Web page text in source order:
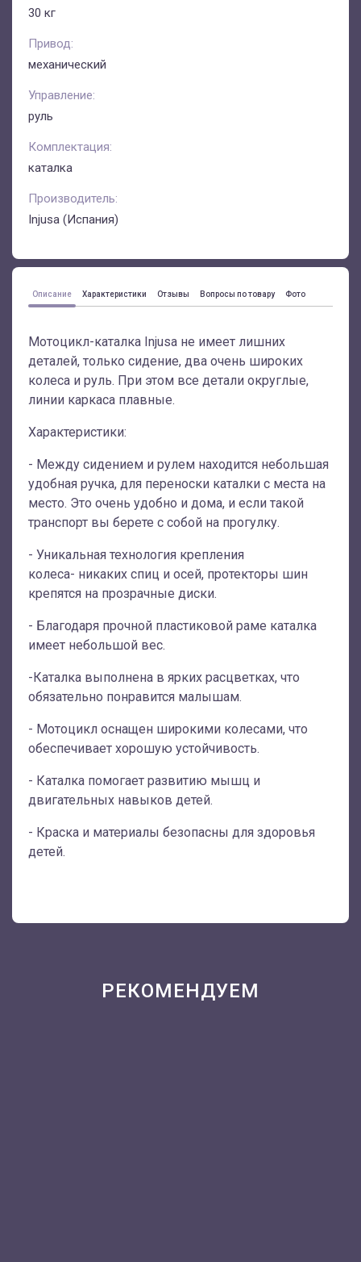
30 кг
Привод:
механический
Управление:
руль
Комплектация:
каталка
Производитель:
Injusa (Испания)
Описание Характеристики Отзывы Вопросы по товару Фото
Мотоцикл-каталка Injusa не имеет лишних
деталей, только сидение, два очень широких
колеса и руль. При этом все детали округлые,
линии каркаса плавные.
Характеристики:
- Между сидением и рулем находится небольшая
удобная ручка, для переноски каталки с места на
место. Это очень удобно и дома, и если такой
транспорт вы берете с собой на прогулку.
- Уникальная технология крепления
колеса- никаких спиц и осей, протекторы шин
крепятся на прозрачные диски.
- Благодаря прочной пластиковой раме каталка
имеет небольшой вес.
-Каталка выполнена в ярких расцветках, что
обязательно понравится малышам.
- Мотоцикл оснащен широкими колесами, что
обеспечивает хорошую устойчивость.
- Каталка помогает развитию мышц и
двигательных навыков детей.
- Краска и материалы безопасны для здоровья
детей.
РЕКОМЕНДУЕМ